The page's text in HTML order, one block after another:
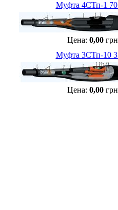
Муфта 4СТп-1
Цена: 0,00грн
Муфта 3СТп-10
Цена: 0,00грн